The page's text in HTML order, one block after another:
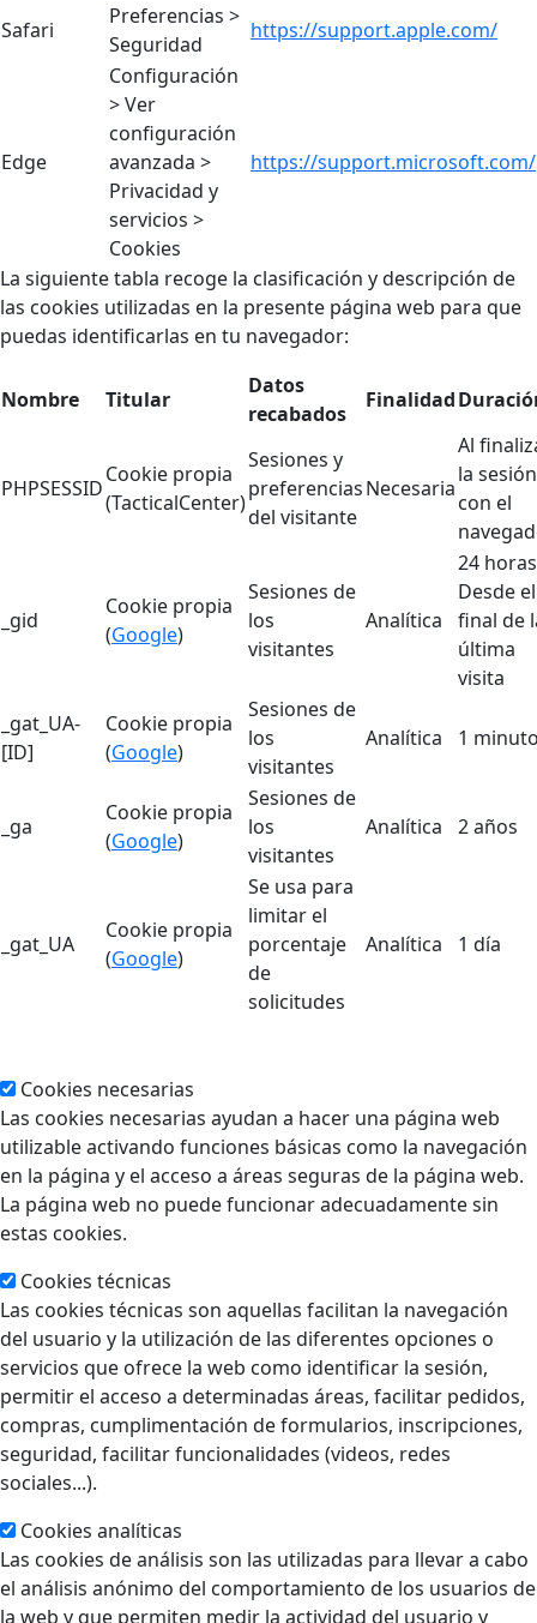
Safari
Preferencias >
Seguridad
https://support.apple.com/
Edge
Configuración
> Ver
configuración
avanzada >
Privacidad y
servicios >
Cookies
https://support.microsoft.com/
La siguiente tabla recoge la clasificación y descripción de
las cookies utilizadas en la presente página web para que
puedas identificarlas en tu navegador:
Nombre Titular
Datos
recabados
Finalidad
PHPSESSID
Cookie propia
(TacticalCenter)
Sesiones y
preferencias
del visitante
Necesaria
Al
la sesión
con el
_gid
Cookie propia
(Google)
Sesiones de
los
visitantes
Analítica
24
Desde el
final de
última
visita
_gat_UA-
[ID]
Cookie propia
(Google)
Sesiones de
los
visitantes
Analítica 1
_ga
Cookie propia
(Google)
Sesiones de
los
visitantes
Analítica 2 años
_gat_UA
Cookie propia
(Google)
Se usa para
limitar el
porcentaje
de
solicitudes
Analítica 1 día
Cookies necesarias
Las cookies necesarias ayudan a hacer una página web
utilizable activando funciones básicas como la navegación
en la página y el acceso a áreas seguras de la página web.
La página web no puede funcionar adecuadamente sin
estas cookies.
Cookies técnicas
Las cookies técnicas son aquellas facilitan la navegación
del usuario y la utilización de las diferentes opciones o
servicios que ofrece la web como identificar la sesión,
permitir el acceso a determinadas áreas, facilitar pedidos,
compras, cumplimentación de formularios, inscripciones,
seguridad, facilitar funcionalidades (videos, redes
sociales...).
Cookies analíticas
Las cookies de análisis son las utilizadas para llevar a cabo
el análisis anónimo del comportamiento de los usuarios de
la web y que permiten medir la actividad del usuario y